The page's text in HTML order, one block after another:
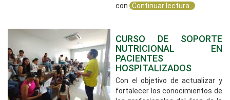
con Continuar lectura..
CURSO DE SOPORTE
NUTRICIONAL EN
PACIENTES
HOSPITALIZADOS
Con el objetivo de actualizar y
fortalecer los conocimientos de